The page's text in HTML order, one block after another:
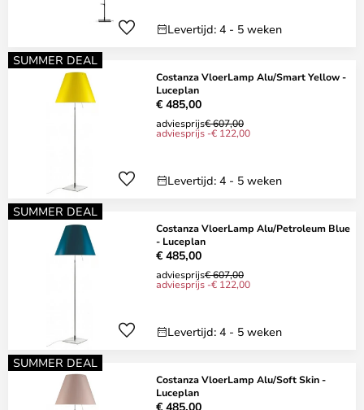
Levertijd: 4 - 5 weken
SUMMER DEAL
Costanza VloerLamp Alu/Smart Yellow -
Luceplan
€ 485,00
adviesprijs€ 607,00
adviesprijs -€ 122,00
Levertijd: 4 - 5 weken
SUMMER DEAL
Costanza VloerLamp Alu/Petroleum Blue
- Luceplan
€ 485,00
adviesprijs€ 607,00
adviesprijs -€ 122,00
Levertijd: 4 - 5 weken
SUMMER DEAL
Costanza VloerLamp Alu/Soft Skin -
Luceplan
€ 485,00